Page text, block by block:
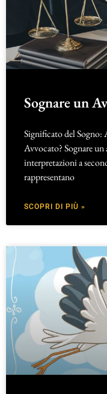
Sognare un
Significato del Sogno:
Avvocato? Sognare un
interpretazioni a
rappresentano
SCOPRI DI PIÙ »